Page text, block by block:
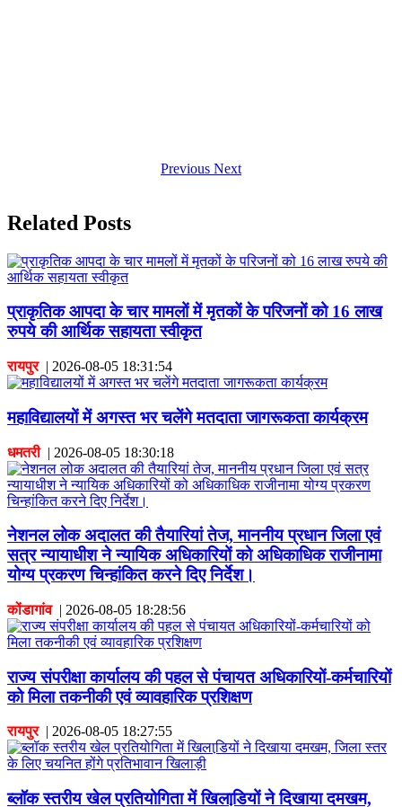
Previous Next
Related Posts
प्राकृतिक आपदा के चार मामलों में मृतकों के परिजनों को 16 लाख
रुपये की आर्थिक सहायता स्वीकृत
रायपुर| 2026-08-05 18:31:54
महाविद्यालयों में अगस्त भर चलेंगे मतदाता जागरूकता कार्यक्रम
धमतरी| 2026-08-05 18:30:18
नेशनल लोक अदालत की तैयारियां तेज, माननीय प्रधान जिला एवं
सत्र न्यायाधीश ने न्यायिक अधिकारियों को अधिकाधिक राजीनामा
योग्य प्रकरण चिन्हांकित करने दिए निर्देश।
कोंडागांव| 2026-08-05 18:28:56
राज्य संपरीक्षा कार्यालय की पहल से पंचायत अधिकारियों-कर्मचारियों
को मिला तकनीकी एवं व्यावहारिक प्रशिक्षण
रायपुर| 2026-08-05 18:27:55
ब्लॉक स्तरीय खेल प्रतियोगिता में खिलाडि़यों ने दिखाया दमखम,